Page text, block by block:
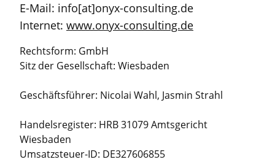
E-Mail: info[at]onyx-consulting.de
Internet: www.onyx-consulting.de
Rechtsform: GmbH
Sitz der Gesellschaft: Wiesbaden
Geschäftsführer: Nicolai Wahl, Jasmin Strahl
Handelsregister: HRB 31079 Amtsgericht
Wiesbaden
Umsatzsteuer-ID: DE327606855